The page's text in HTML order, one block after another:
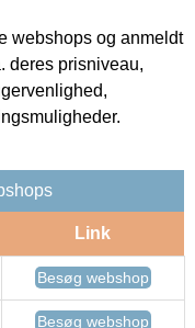
webshops og anmeldt
deres prisniveau,
Link
Besøg webshop
Besøg webshop